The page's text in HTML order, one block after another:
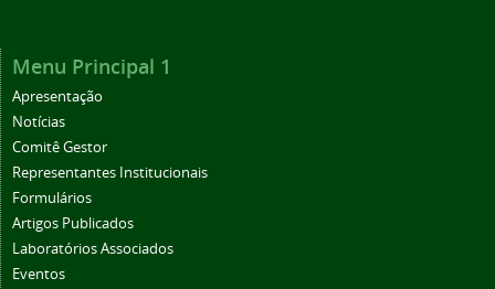
Menu Principal 1
Apresentação
Notícias
Comitê Gestor
Representantes Institucionais
Formulários
Artigos Publicados
Laboratórios Associados
Eventos